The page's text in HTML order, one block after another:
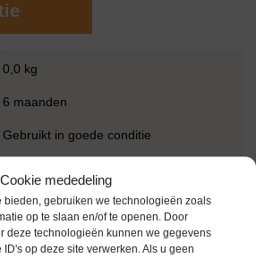
Cookie mededeling
bieden, gebruiken we technologieën zoals
op te slaan en/of te openen. Door
deze technologieën kunnen we gegevens
op deze site verwerken. Als u geen
0,0 kg
6 maanden
Gebruikt in goede conditie